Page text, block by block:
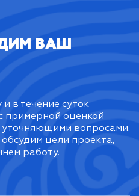
ВАШ
в течение суток
примерной оценкой
уточняющими вопросами.
обсудим цели проекта,
работу.